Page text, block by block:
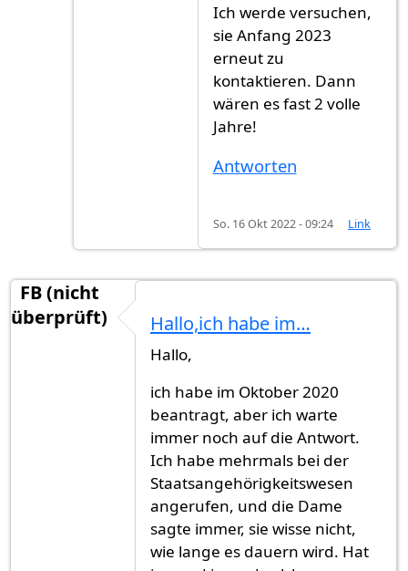
Ich werde versuchen,
sie Anfang 2023
erneut zu
kontaktieren. Dann
wären es fast 2 volle
Jahre!
Antworten
So. 16 Okt 2022 - 09:24 Link
FB (nicht
überprüft)
Hallo,ich habe im…
Hallo,
ich habe im Oktober 2020
beantragt, aber ich warte
immer noch auf die Antwort.
Ich habe mehrmals bei der
Staatsangehörigkeitswesen
angerufen, und die Dame
sagte immer, sie wisse nicht,
wie lange es dauern wird. Hat